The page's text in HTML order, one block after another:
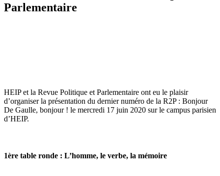
Parlementaire
HEIP et la Revue Politique et Parlementaire ont eu le plaisir
d’organiser la présentation du dernier numéro de la R2P : Bonjour
De Gaulle, bonjour ! le mercredi 17 juin 2020 sur le campus parisien
d’HEIP.
1ère table ronde : L’homme, le verbe, la mémoire